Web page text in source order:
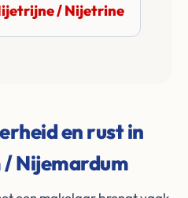
/ Nijetrine
en rust in
Nijemardum